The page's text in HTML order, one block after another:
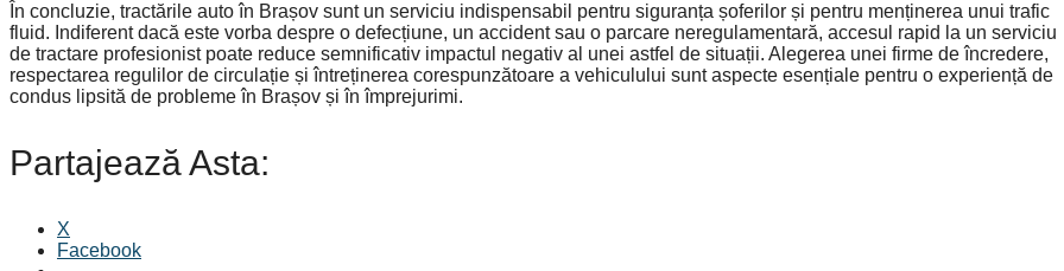
În concluzie, tractările auto în Brașov sunt un serviciu indispensabil pentru siguranța șoferilor și pentru menținerea unui trafic
fluid. Indiferent dacă este vorba despre o defecțiune, un accident sau o parcare neregulamentară, accesul rapid la un serviciu
de tractare profesionist poate reduce semnificativ impactul negativ al unei astfel de situații. Alegerea unei firme de încredere,
respectarea regulilor de circulație și întreținerea corespunzătoare a vehiculului sunt aspecte esențiale pentru o experiență de
condus lipsită de probleme în Brașov și în împrejurimi.
Partajează Asta:
X
Facebook